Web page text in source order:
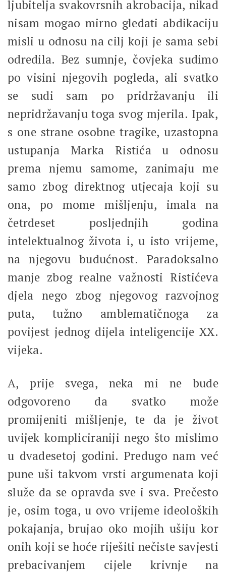
ljubitelja svakovrsnih akrobacija, nikad
nisam mogao mirno gledati abdikaciju
misli u odnosu na cilj koji je sama sebi
odredila. Bez sumnje, čovjeka sudimo
po visini njegovih pogleda, ali svatko
se sudi sam po pridržavanju ili
nepridržavanju toga svog mjerila. Ipak,
s one strane osobne tragike, uzastopna
ustupanja Marka Ristića u odnosu
prema njemu samome, zanimaju me
samo zbog direktnog utjecaja koji su
ona, po mome mišljenju, imala na
četrdeset posljednjih godina
intelektualnog života i, u isto vrijeme,
na njegovu budućnost. Paradoksalno
manje zbog realne važnosti Ristićeva
djela nego zbog njegovog razvojnog
puta, tužno amblematičnoga za
povijest jednog dijela inteligencije XX.
vijeka.
A, prije svega, neka mi ne bude
odgovoreno da svatko može
promijeniti mišljenje, te da je život
uvijek kompliciraniji nego što mislimo
u dvadesetoj godini. Predugo nam već
pune uši takvom vrsti argumenata koji
služe da se opravda sve i sva. Prečesto
je, osim toga, u ovo vrijeme ideoloških
pokajanja, brujao oko mojih ušiju kor
onih koji se hoće riješiti nečiste savjesti
prebacivanjem cijele krivnje na